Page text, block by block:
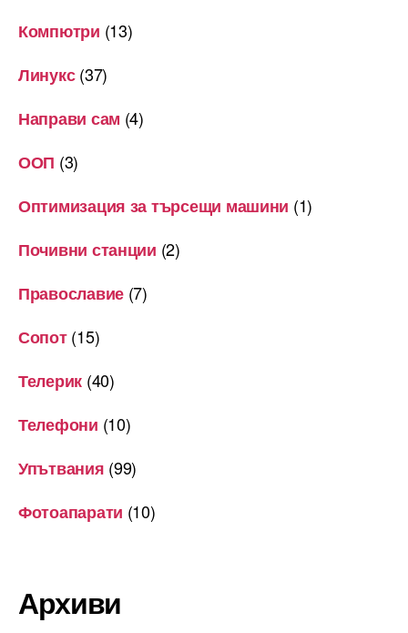
Компютри (13)
Линукс(37)
Направи сам (4)
ООП (3)
Оптимизация за търсещи машини (1)
Почивни станции (2)
Православие (7)
Сопот(15)
Телерик (40)
Телефони (10)
Упътвания (99)
Фотоапарати (10)
Архиви